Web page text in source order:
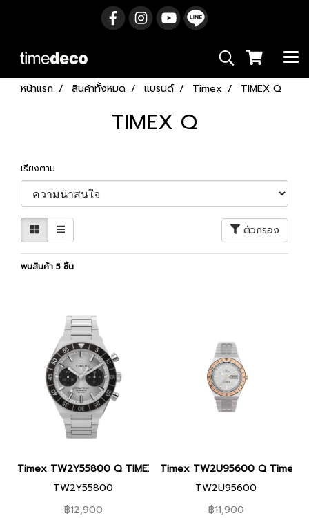
หน้าแรก สินค้าทั้งหมด แบรนด์ Timex TIMEX Q
TIMEX Q
เรียงตาม
ตัวกรอง
พบสินค้า 5 ชิ้น
Timex TW2Y55800 Q TIMEX CONTINENTAL CHRONO นาฬิกา
TW2Y55800
฿12,900
Timex TW2U95600 Q Timex
TW2U95600
฿11,900